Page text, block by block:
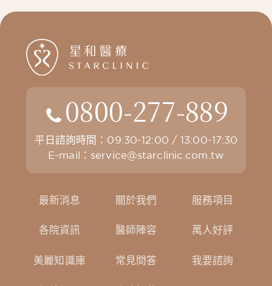
0800-277-889
平日諮詢時間：09:30-12:00 / 13:00-17:30
E-mail： service@starclinic.com.tw
最新消息 關於我們 服務項目
各院資訊 醫師陣容 萬人好評
美麗知識庫 常見問答 我要諮詢